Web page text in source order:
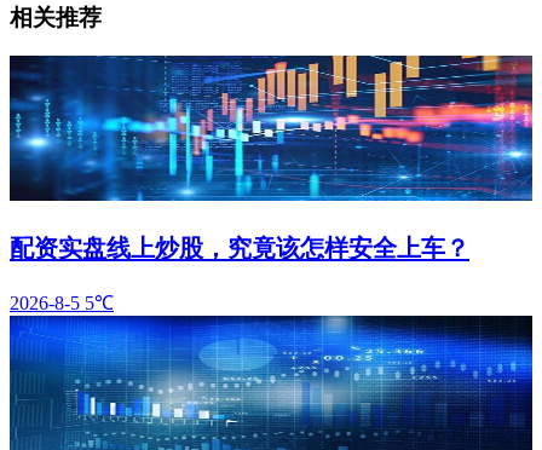
相关推荐
配资实盘线上炒股，究竟该怎样安全上车？
2026-8-5 5℃